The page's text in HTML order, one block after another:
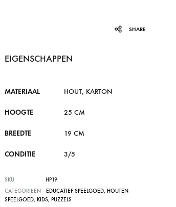
SHARE
EIGENSCHAPPEN
MATERIAAL HOUT, KARTON
HOOGTE 25 CM
BREEDTE 19 CM
CONDITIE 3/5
SKU
HP19
CATEGORIEEN
EDUCATIEF SPEELGOED, HOUTEN
SPEELGOED, KIDS, PUZZELS